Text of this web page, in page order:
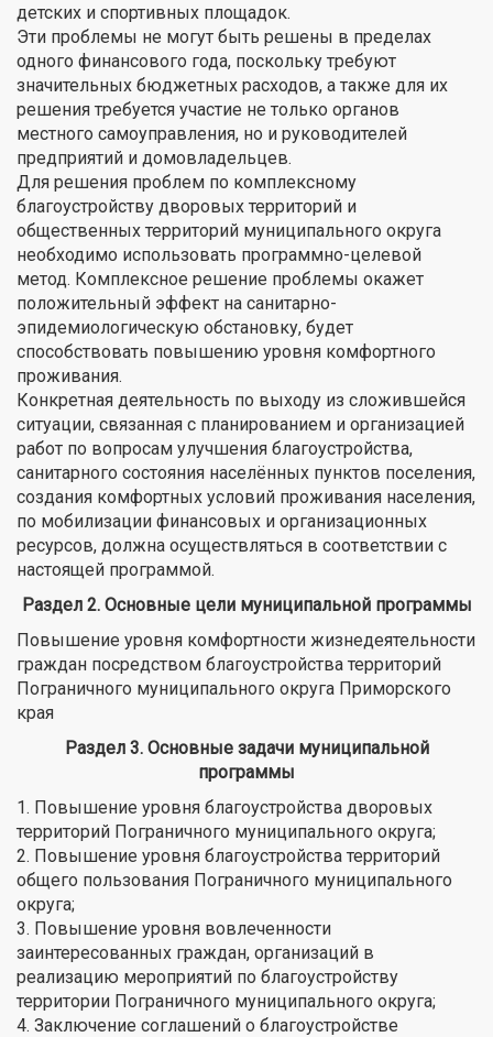
детских и спортивных площадок.
Эти проблемы не могут быть решены в пределах
одного финансового года, поскольку требуют
значительных бюджетных расходов, а также для их
решения требуется участие не только органов
местного самоуправления, но и руководителей
предприятий и домовладельцев.
Для решения проблем по комплексному
благоустройству дворовых территорий и
общественных территорий муниципального округа
необходимо использовать программно-целевой
метод. Комплексное решение проблемы окажет
положительный эффект на санитарно-
эпидемиологическую обстановку, будет
способствовать повышению уровня комфортного
проживания.
Конкретная деятельность по выходу из сложившейся
ситуации, связанная с планированием и организацией
работ по вопросам улучшения благоустройства,
санитарного состояния населённых пунктов поселения,
создания комфортных условий проживания населения,
по мобилизации финансовых и организационных
ресурсов, должна осуществляться в соответствии с
настоящей программой.
Раздел 2. Основные цели муниципальной программы
Повышение уровня комфортности жизнедеятельности
граждан посредством благоустройства территорий
Пограничного муниципального округа Приморского
края
Раздел 3. Основные задачи муниципальной
программы
1. Повышение уровня благоустройства дворовых
территорий Пограничного муниципального округа;
2. Повышение уровня благоустройства территорий
общего пользования Пограничного муниципального
округа;
3. Повышение уровня вовлеченности
заинтересованных граждан, организаций в
реализацию мероприятий по благоустройству
территории Пограничного муниципального округа;
4. Заключение соглашений о благоустройстве